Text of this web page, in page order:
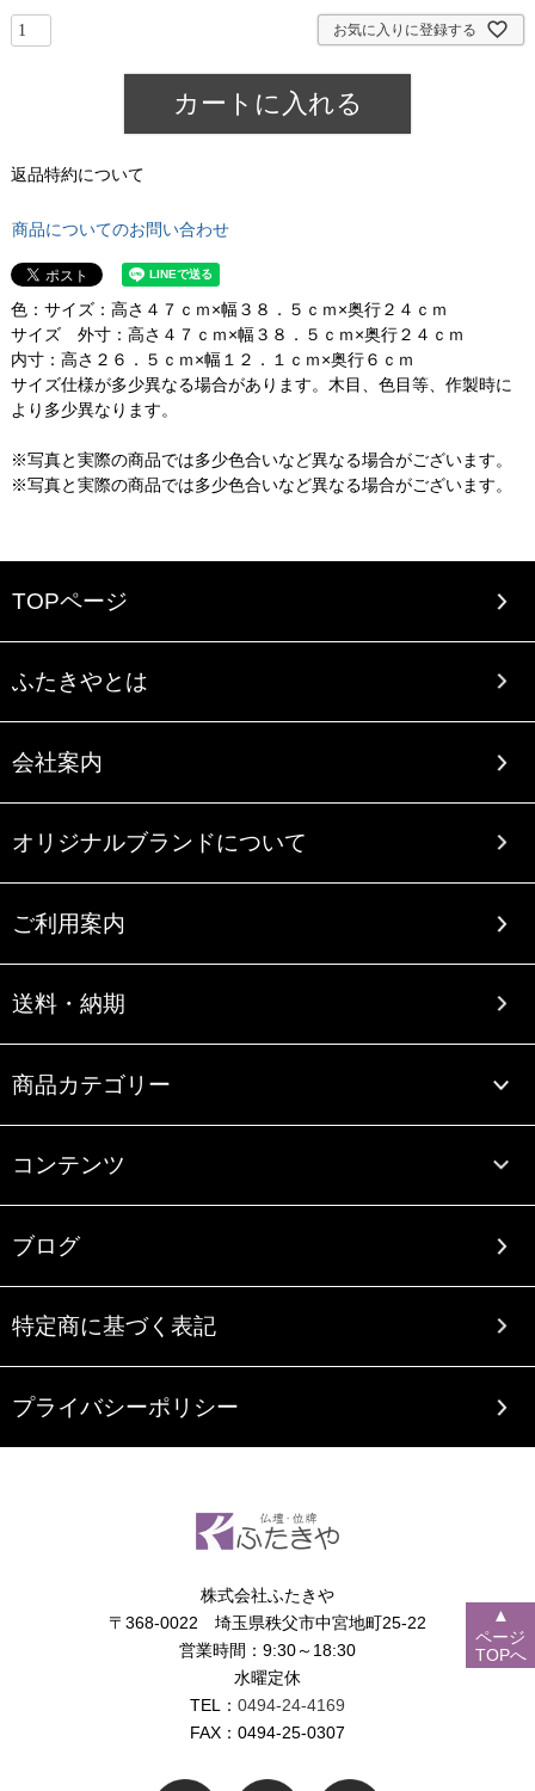
お気に入りに登録する
カートに入れる
返品特約について
商品についてのお問い合わせ
色：サイズ：高さ４７ｃｍ×幅３８．５ｃｍ×奥行２４ｃｍ
サイズ 外寸：高さ４７ｃｍ×幅３８．５ｃｍ×奥行２４ｃｍ
内寸：高さ２６．５ｃｍ×幅１２．１ｃｍ×奥行６ｃｍ
サイズ仕様が多少異なる場合があります。木目、色目等、作製時に
より多少異なります。
※写真と実際の商品では多少色合いなど異なる場合がございます。
※写真と実際の商品では多少色合いなど異なる場合がございます。
TOPページ
ふたきやとは
会社案内
オリジナルブランドについて
ご利用案内
送料・納期
商品カテゴリー
コンテンツ
ブログ
特定商に基づく表記
プライバシーポリシー
株式会社ふたきや
〒368-0022 埼玉県秩父市中宮地町25-22
営業時間：9:30～18:30
水曜定休
TEL： 0494-24-4169
FAX：0494-25-0307
▲
ページ
TOPへ